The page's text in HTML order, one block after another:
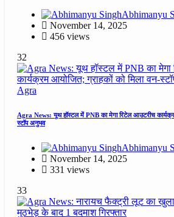
Abhimanyu
November 14, 2025
456 views
32
Agra
Agra News: यूथ हॉस्टल में PNB का मेगा रिटेल आउटरीच
स्टॉप अनुभव
Abhimanyu
November 14, 2025
331 views
33